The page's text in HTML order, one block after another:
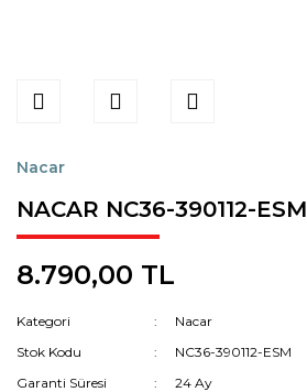
Nacar
NACAR NC36-390112-ESM
8.790,00 TL
Kategori
Nacar
Stok Kodu
NC36-390112-ESM
Garanti Süresi
24 Ay